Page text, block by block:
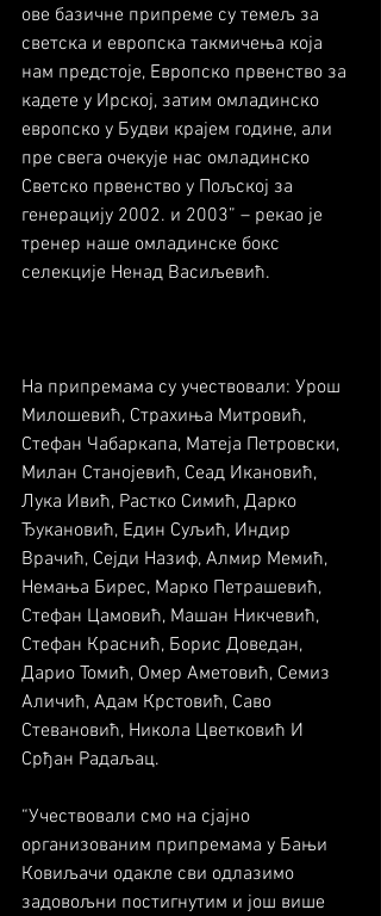
ове базичне припреме су темељ за
светска и европска такмичења која
нам предстоје, Европско првенство за
кадете у Ирској, затим омладинско
европско у Будви крајем године, али
пре свега очекује нас омладинско
Светско првенство у Пољској за
генерацију 2002. и 2003” – рекао је
тренер наше омладинске бокс
селекције Ненад Васиљевић.
На припремама су учествовали: Урош
Милошевић, Страхиња Митровић,
Стефан Чабаркапа, Матеја Петровски,
Милан Станојевић, Сеад Икановић,
Лука Ивић, Растко Симић, Дарко
Ђукановић, Един Суљић, Индир
Врачић, Сејди Назиф, Алмир Мемић,
Немања Бирес, Марко Петрашевић,
Стефан Цамовић, Машан Никчевић,
Стефан Краснић, Борис Доведан,
Дарио Томић, Омер Аметовић, Семиз
Аличић, Адам Крстовић, Саво
Стевановић, Никола Цветковић И
Срђан Радаљац.
“Учествовали смо на сјајно
организованим припремама у Бањи
Ковиљачи одакле сви одлазимо
задовољни постигнутим и још више